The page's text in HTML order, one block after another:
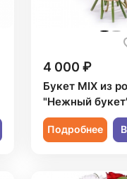
4 000 ₽
Букет MIX из
"Нежный
Подробнее